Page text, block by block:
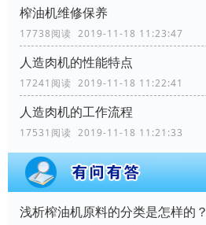
榨油机维修保养
17738阅读 2019-11-18 11:23:47
人造肉机的性能特点
17241阅读 2019-11-18 11:22:41
人造肉机的工作流程
17531阅读 2019-11-18 11:21:33
浅析榨油机原料的分类是怎样的？